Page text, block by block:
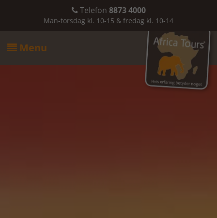
Telefon 8873 4000
Man-torsdag kl. 10-15 & fredag kl. 10-14
 Menu